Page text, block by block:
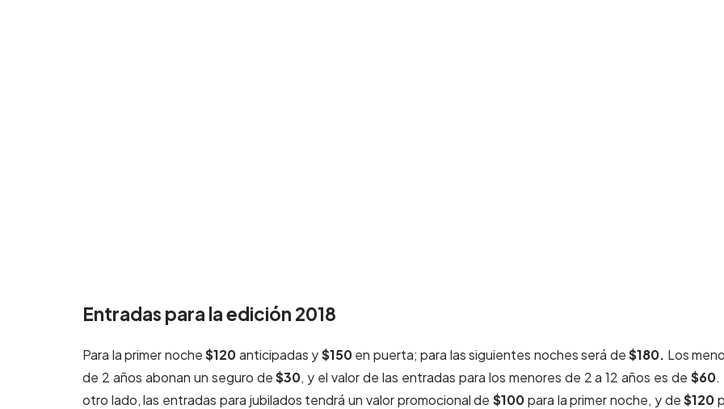
Entradas para la edición 2018
Para la primer noche$120anticipadas y$150en puerta; para las siguientes noches será de$180. Los
de 2 años abonan un seguro de$30, y el valor de las entradas para los menores de 2 a 12 años es de $60.
otro lado, las entradas para jubilados tendrá un valor promocional de $100para la primer noche, y de$120